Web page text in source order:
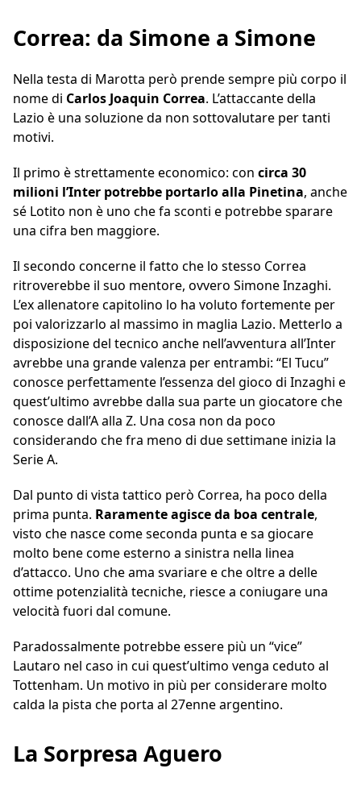
Correa: da Simone a Simone
Nella testa di Marotta però prende sempre più corpo il
nome di Carlos Joaquin Correa. L’attaccante della
Lazio è una soluzione da non sottovalutare per tanti
motivi.
Il primo è strettamente economico: con circa 30
milioni l’Inter potrebbe portarlo alla Pinetina, anche
sé Lotito non è uno che fa sconti e potrebbe sparare
una cifra ben maggiore.
Il secondo concerne il fatto che lo stesso Correa
ritroverebbe il suo mentore, ovvero Simone Inzaghi.
L’ex allenatore capitolino lo ha voluto fortemente per
poi valorizzarlo al massimo in maglia Lazio. Metterlo a
disposizione del tecnico anche nell’avventura all’Inter
avrebbe una grande valenza per entrambi: “El Tucu”
conosce perfettamente l’essenza del gioco di Inzaghi e
quest’ultimo avrebbe dalla sua parte un giocatore che
conosce dall’A alla Z. Una cosa non da poco
considerando che fra meno di due settimane inizia la
Serie A.
Dal punto di vista tattico però Correa, ha poco della
prima punta. Raramente agisce da boa centrale,
visto che nasce come seconda punta e sa giocare
molto bene come esterno a sinistra nella linea
d’attacco. Uno che ama svariare e che oltre a delle
ottime potenzialità tecniche, riesce a coniugare una
velocità fuori dal comune.
Paradossalmente potrebbe essere più un “vice”
Lautaro nel caso in cui quest’ultimo venga ceduto al
Tottenham. Un motivo in più per considerare molto
calda la pista che porta al 27enne argentino.
La Sorpresa Aguero